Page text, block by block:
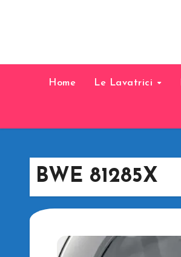
Home Le Lavatrici
BWE 81285X